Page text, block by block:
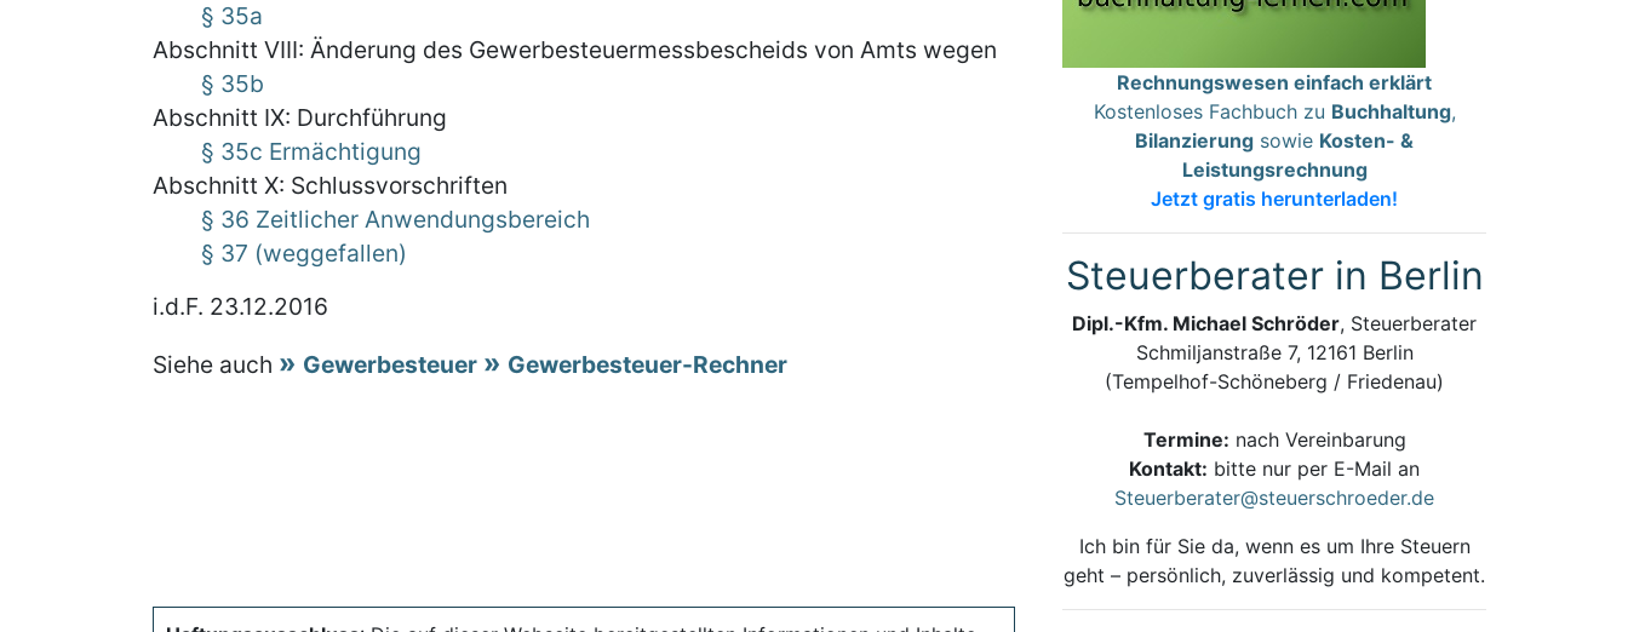
§ 35a
Abschnitt VIII: Änderung des Gewerbesteuermessbescheids von Amts wegen
§ 35b
Abschnitt IX: Durchführung
§ 35c Ermächtigung
Abschnitt X: Schlussvorschriften
§ 36 Zeitlicher Anwendungsbereich
§ 37 (weggefallen)
i.d.F. 23.12.2016
Siehe auch
Gewerbesteuer Gewerbesteuer-Rechner
Rechnungswesen einfach erklärt
Kostenloses Fachbuch zu Buchhaltung,
Bilanzierung sowie Kosten- &
Leistungsrechnung
Jetzt gratis herunterladen!
Steuerberater in Berlin
Dipl.-Kfm. Michael Schröder, Steuerberater
Schmiljanstraße 7, 12161 Berlin
(Tempelhof-Schöneberg / Friedenau)
Termine: nach Vereinbarung
Kontakt: bitte nur per E-Mail an
Steuerberater@steuerschroeder.de
Ich bin für Sie da, wenn es um Ihre Steuern
geht – persönlich, zuverlässig und kompetent.